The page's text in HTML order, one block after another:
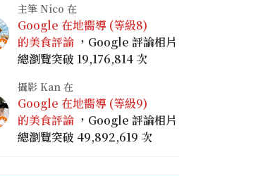
主筆 Nico 在
Google 在地嚮導 (等級8)
的美食評論 ，Google 評論相片
總瀏覽突破 19,176,814 次
攝影 Kan 在
Google 在地嚮導 (等級9)
的美食評論 ，Google 評論相片
總瀏覽突破 49,892,619 次